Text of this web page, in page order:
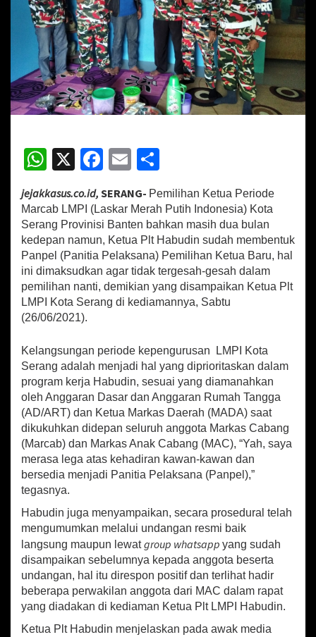
I
K
o
t
a
S
e
r
a
B
e
t
u
k
P
p
e
l
i
l
i
h
a
n
K
e
t
u
a
r
c
a
b
W
h
at
sA
p
p
X
Fa
b
o
o
k
E
m
ai
l
ar
e
jejakkasus.co.id, SERANG- Pemilihan Ketua Periode
Marcab LMPI (Laskar Merah Putih Indonesia) Kota
Serang Provinisi Banten bahkan masih dua bulan
kedepan namun, Ketua Plt Habudin sudah membentuk
Panpel (Panitia Pelaksana) Pemilihan Ketua Baru, hal
ini dimaksudkan agar tidak tergesah-gesah dalam
pemilihan nanti, demikian yang disampaikan Ketua Plt
LMPI Kota Serang di kediamannya, Sabtu
(26/06/2021).
Kelangsungan periode kepengurusan LMPI Kota
Serang adalah menjadi hal yang diprioritaskan dalam
program kerja Habudin, sesuai yang diamanahkan
oleh Anggaran Dasar dan Anggaran Rumah Tangga
(AD/ART) dan Ketua Markas Daerah (MADA) saat
dikukuhkan didepan seluruh anggota Markas Cabang
(Marcab) dan Markas Anak Cabang (MAC), “Yah, saya
merasa lega atas kehadiran kawan-kawan dan
bersedia menjadi Panitia Pelaksana (Panpel),”
tegasnya.
Habudin juga menyampaikan, secara prosedural telah
mengumumkan melalui undangan resmi baik
langsung maupun lewatgroup whatsapp yang sudah
disampaikan sebelumnya kepada anggota beserta
undangan, hal itu direspon positif dan terlihat hadir
beberapa perwakilan anggota dari MAC dalam rapat
yang diadakan di kediaman Ketua Plt LMPI Habudin.
Ketua Plt Habudin menjelaskan pada awak media